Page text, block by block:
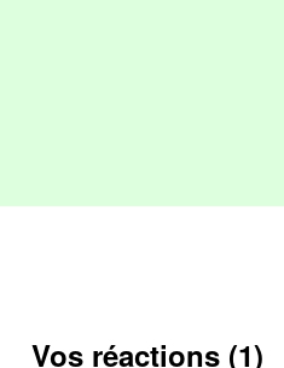
Vos réactions (1)